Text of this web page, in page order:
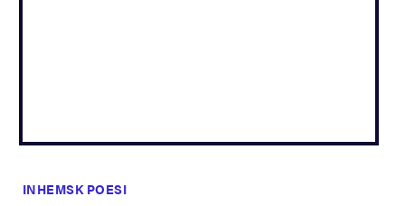
INHEMSK POESI